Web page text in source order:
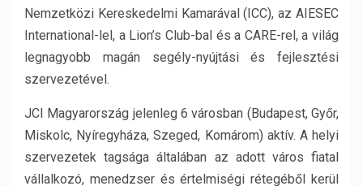
Nemzetközi Kereskedelmi Kamarával (ICC), az AIESEC
International-lel, a Lion’s Club-bal és a CARE-rel, a világ
legnagyobb magán segély-nyújtási és fejlesztési
szervezetével.
JCI Magyarország jelenleg 6 városban (Budapest, Győr,
Miskolc, Nyíregyháza, Szeged, Komárom) aktív. A helyi
szervezetek tagsága általában az adott város fiatal
vállalkozó, menedzser és értelmiségi rétegéből kerül